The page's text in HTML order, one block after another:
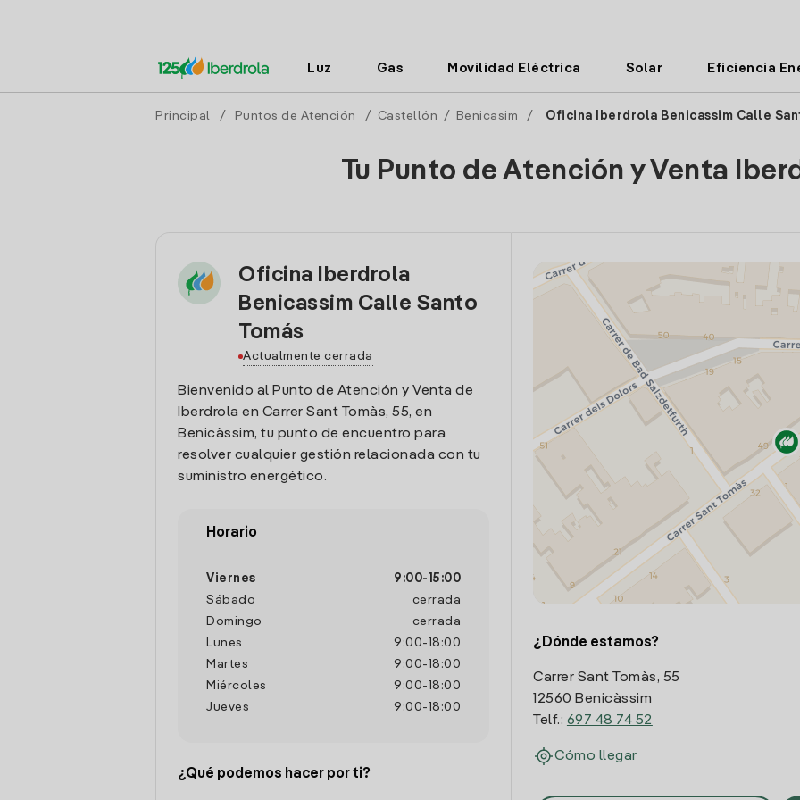
Luz Gas Movilidad Eléctrica Solar Eficiencia
Principal / Puntos de Atención / Castellón / Benicasim / Oficina Iberdrola Benicassim Calle
Tu Punto de Atención y Venta
Oficina Iberdrola
Benicassim Calle Santo
Tomás
Actualmente cerrada
Bienvenido al Punto de Atención y Venta de
Iberdrola en Carrer Sant Tomàs, 55, en
Benicàssim, tu punto de encuentro para
resolver cualquier gestión relacionada con tu
suministro energético.
Horario
Viernes 9:00- 15:00
Sábado
cerrada
Domingo
cerrada
Lunes
9:00- 18:00
Martes
9:00- 18:00
Miércoles
9:00- 18:00
Jueves
9:00- 18:00
¿Qué podemos hacer por ti?
¿Dónde estamos?
Carrer Sant Tomàs, 55
12560 Benicàssim
Telf.: 697 48 74 52
Cómo llegar